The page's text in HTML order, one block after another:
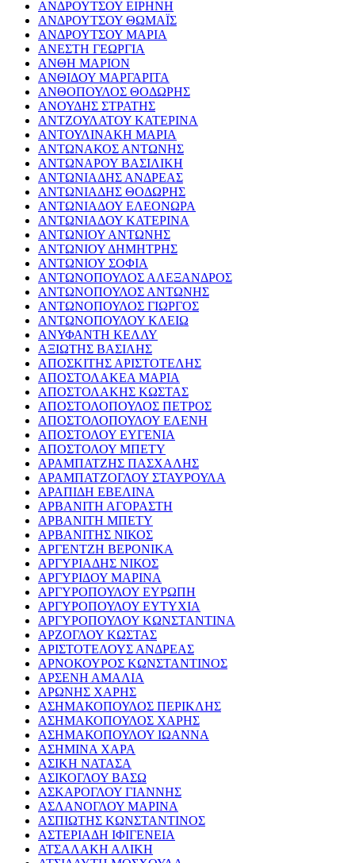
ΑΝΔΡΟΥΤΣΟΥ ΕΙΡΗΝΗ
ΑΝΔΡΟΥΤΣΟΥ ΘΩΜΑΪΣ
ΑΝΔΡΟΥΤΣΟΥ ΜΑΡΙΑ
ΑΝΕΣΤΗ ΓΕΩΡΓΙΑ
ΑΝΘΗ ΜΑΡΙΟΝ
ΑΝΘΙΔΟΥ ΜΑΡΓΑΡΙΤΑ
ΑΝΘΟΠΟΥΛΟΣ ΘΟΔΩΡΗΣ
ΑΝΟΥΔΗΣ ΣΤΡΑΤΗΣ
ΑΝΤΖΟΥΛΑΤΟΥ ΚΑΤΕΡΙΝΑ
ΑΝΤΟΥΛΙΝΑΚΗ ΜΑΡΙΑ
ΑΝΤΩΝΑΚΟΣ ΑΝΤΩΝΗΣ
ΑΝΤΩΝΑΡΟΥ ΒΑΣΙΛΙΚΗ
ΑΝΤΩΝΙΑΔΗΣ ΑΝΔΡΕΑΣ
ΑΝΤΩΝΙΑΔΗΣ ΘΟΔΩΡΗΣ
ΑΝΤΩΝΙΑΔΟΥ ΕΛΕΟΝΩΡΑ
ΑΝΤΩΝΙΑΔΟΥ ΚΑΤΕΡΙΝΑ
ΑΝΤΩΝΙΟΥ ΑΝΤΩΝΗΣ
ΑΝΤΩΝΙΟΥ ΔΗΜΗΤΡΗΣ
ΑΝΤΩΝΙΟΥ ΣΟΦΙΑ
ΑΝΤΩΝΟΠΟΥΛΟΣ ΑΛΕΞΑΝΔΡΟΣ
ΑΝΤΩΝΟΠΟΥΛΟΣ ΑΝΤΩΝΗΣ
ΑΝΤΩΝΟΠΟΥΛΟΣ ΓΙΩΡΓΟΣ
ΑΝΤΩΝΟΠΟΥΛΟΥ ΚΛΕΙΩ
ΑΝΥΦΑΝΤΗ ΚΕΛΛΥ
ΑΞΙΩΤΗΣ ΒΑΣΙΛΗΣ
ΑΠΟΣΚΙΤΗΣ ΑΡΙΣΤΟΤΕΛΗΣ
ΑΠΟΣΤΟΛΑΚΕΑ ΜΑΡΙΑ
ΑΠΟΣΤΟΛΑΚΗΣ ΚΩΣΤΑΣ
ΑΠΟΣΤΟΛΟΠΟΥΛΟΣ ΠΕΤΡΟΣ
ΑΠΟΣΤΟΛΟΠΟΥΛΟΥ ΕΛΕΝΗ
ΑΠΟΣΤΟΛΟΥ ΕΥΓΕΝΙΑ
ΑΠΟΣΤΟΛΟΥ ΜΠΕΤΥ
ΑΡΑΜΠΑΤΖΗΣ ΠΑΣΧΑΛΗΣ
ΑΡΑΜΠΑΤΖΟΓΛΟΥ ΣΤΑΥΡΟΥΛΑ
ΑΡΑΠΙΔΗ ΕΒΕΛΙΝΑ
ΑΡΒΑΝΙΤΗ ΑΓΟΡΑΣΤΗ
ΑΡΒΑΝΙΤΗ ΜΠΕΤΥ
ΑΡΒΑΝΙΤΗΣ ΝΙΚΟΣ
ΑΡΓΕΝΤΖΗ ΒΕΡΟΝΙΚΑ
ΑΡΓΥΡΙΑΔΗΣ ΝΙΚΟΣ
ΑΡΓΥΡΙΔΟΥ ΜΑΡΙΝΑ
ΑΡΓΥΡΟΠΟΥΛΟΥ ΕΥΡΩΠΗ
ΑΡΓΥΡΟΠΟΥΛΟΥ ΕΥΤΥΧΙΑ
ΑΡΓΥΡΟΠΟΥΛΟΥ ΚΩΝΣΤΑΝΤΙΝΑ
ΑΡΖΟΓΛΟΥ ΚΩΣΤΑΣ
ΑΡΙΣΤΟΤΕΛΟΥΣ ΑΝΔΡΕΑΣ
ΑΡΝΟΚΟΥΡΟΣ ΚΩΝΣΤΑΝΤΙΝΟΣ
ΑΡΣΕΝΗ ΑΜΑΛΙΑ
ΑΡΩΝΗΣ ΧΑΡΗΣ
ΑΣΗΜΑΚΟΠΟΥΛΟΣ ΠΕΡΙΚΛΗΣ
ΑΣΗΜΑΚΟΠΟΥΛΟΣ ΧΑΡΗΣ
ΑΣΗΜΑΚΟΠΟΥΛΟΥ ΙΩΑΝΝΑ
ΑΣΗΜΙΝΑ ΧΑΡΑ
ΑΣΙΚΗ ΝΑΤΑΣΑ
ΑΣΙΚΟΓΛΟΥ ΒΑΣΩ
ΑΣΚΑΡΟΓΛΟΥ ΓΙΑΝΝΗΣ
ΑΣΛΑΝΟΓΛΟΥ ΜΑΡΙΝΑ
ΑΣΠΙΩΤΗΣ ΚΩΝΣΤΑΝΤΙΝΟΣ
ΑΣΤΕΡΙΑΔΗ ΙΦΙΓΕΝΕΙΑ
ΑΤΣΑΛΑΚΗ ΑΛΙΚΗ